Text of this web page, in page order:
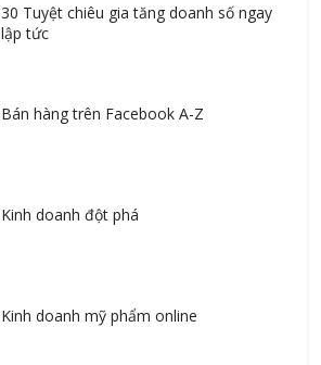
30 Tuyệt chiêu gia tăng doanh số ngay
lập tức
Bán hàng trên Facebook A-Z
Kinh doanh đột phá
Kinh doanh mỹ phẩm online